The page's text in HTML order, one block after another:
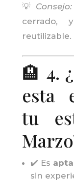
💡 Consejo:
cerrado,
reutilizable.
🏨 4.
esta
tu
✔️ Es
sin